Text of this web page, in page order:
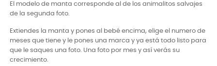
El modelo de manta corresponde al de los animalitos salvajes
de la segunda foto.
Extiendes la manta y pones al bebé encima, elige el numero de
meses que tiene y le pones una marca y ya está todo listo para
que le saques una foto. Una foto por mes y así verás su
crecimiento.